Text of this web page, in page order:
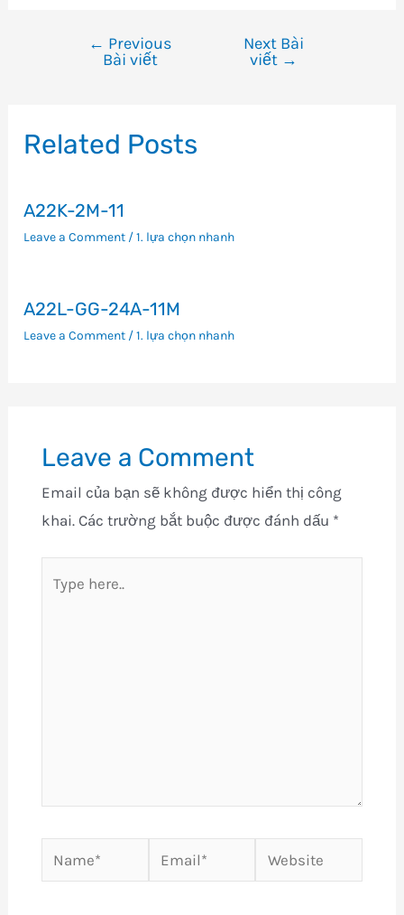
viết
← Previous
Bài viết
Next Bài
viết →
Related Posts
A22K-2M-11
Leave a Comment /1. lựa chọn nhanh
A22L-GG-24A-11M
Leave a Comment /1. lựa chọn nhanh
Leave a Comment
Email của bạn sẽ không được hiển thị công
khai. Các trường bắt buộc được đánh dấu *
here..
Name* Email* Website